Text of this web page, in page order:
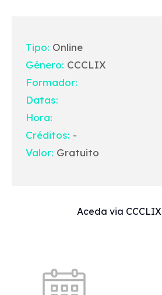
Tipo: Online
Género: CCCLIX
Formador:
Datas:
Hora:
Créditos: -
Valor: Gratuito
Aceda via CCCLIX